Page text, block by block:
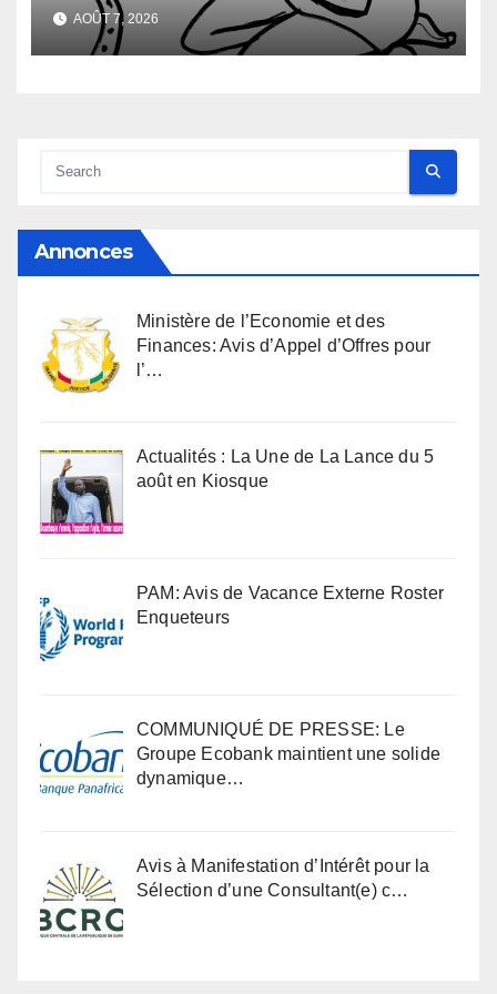
sexuel
AOÛT 7, 2026
Annonces
Ministère de l’Economie et des
Finances: Avis d’Appel d’Offres pour
l’…
Actualités : La Une de La Lance du 5
août en Kiosque
PAM: Avis de Vacance Externe Roster
Enqueteurs
COMMUNIQUÉ DE PRESSE: Le
Groupe Ecobank maintient une solide
dynamique…
Avis à Manifestation d’Intérêt pour la
Sélection d’une Consultant(e) c…